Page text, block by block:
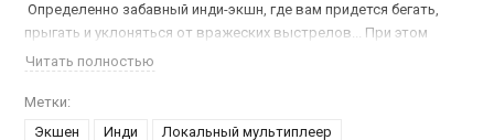
Определенно забавный инди-экшн, где вам придется бегать,
прыгать и уклоняться от вражеских выстрелов... При этом
стараясь не попасть под не самое дружелюбное окружение.
позволит неплохо развеяться после тяжелого трудового дня.
Читать полностью
Метки:
Экшен
Инди Локальный мультиплеер